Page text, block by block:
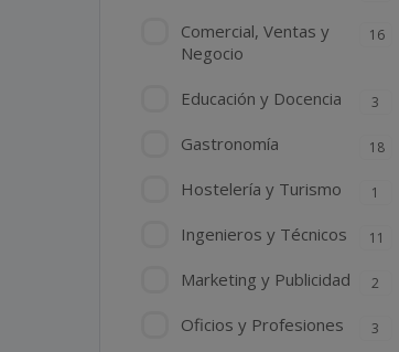
Comercial, Ventas y
Negocio
16
Educación y Docencia 3
Gastronomía 18
Hostelería y Turismo 1
Ingenieros y Técnicos 11
Marketing y Publicidad 2
Oficios y Profesiones 3